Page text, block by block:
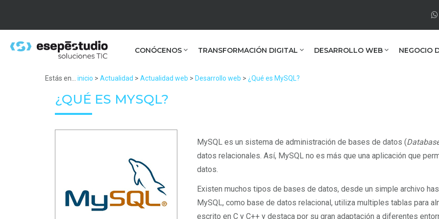
CONÓCENOS TRANSFORMACIÓN DIGITAL DESARROLLO WEB NEGOCIO
Estás en... inicio > Actualidad > Actualidad web > Desarrollo web > ¿Qué es MySQL?
¿QUÉ ES MYSQL?
MySQL es un sistema de administración de bases de datos (
datos relacionales. Así, MySQL no es más que una aplicación que
datos.
Existen muchos tipos de bases de datos, desde un simple archivo
MySQL, como base de datos relacional, utiliza multiples tablas para
escrito en C y C++ y destaca por su gran adaptación a diferentes